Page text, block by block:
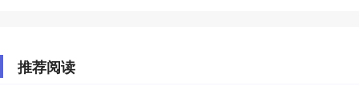
推荐阅读